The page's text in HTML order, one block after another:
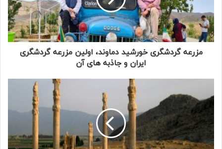
مزرعه گردشگری خورشید دماوند، اولین مزرعه گردشگری
ایران و جاذبه های آن